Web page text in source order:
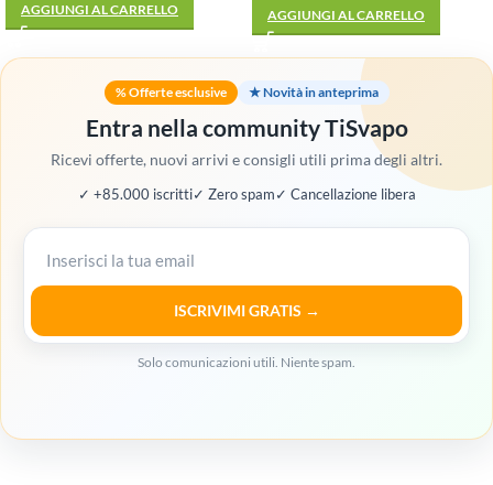
AGGIUNGI AL CARRELLO AGGIUNGI AL CARRELLO
% Offerte esclusive ★ Novità in anteprima
Entra nella community TiSvapo
Ricevi offerte, nuovi arrivi e consigli utili prima degli altri.
✓ +85.000 iscritti✓ Zero spam✓ Cancellazione libera
ISCRIVIMI GRATIS →
Solo comunicazioni utili. Niente spam.